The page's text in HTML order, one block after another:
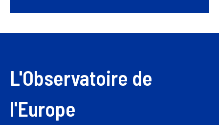
L'Observatoire de
l'Europe